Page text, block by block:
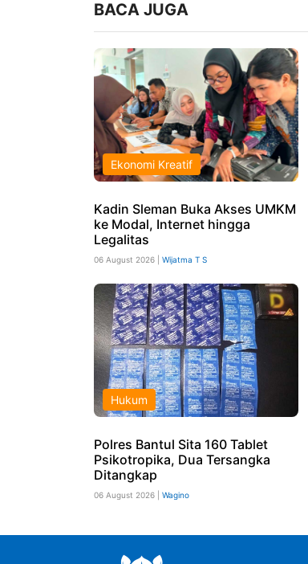
BACA JUGA
Ekonomi Kreatif
Kadin Sleman Buka Akses UMKM
ke Modal, Internet hingga
Legalitas
06 August 2026 | Wijatma T S
Hukum
Polres Bantul Sita 160 Tablet
Psikotropika, Dua Tersangka
Ditangkap
06 August 2026 | Wagino